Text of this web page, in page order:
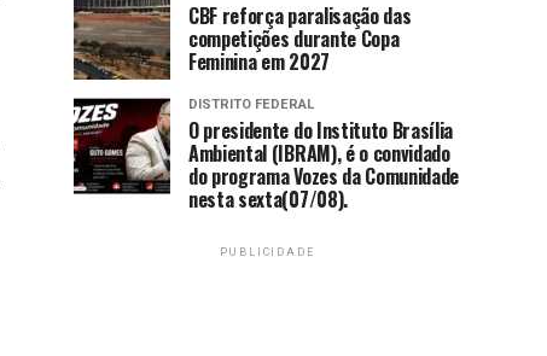
CBF reforça paralisação das
competições durante Copa
Feminina em 2027
DISTRITO FEDERAL
O presidente do Instituto Brasília
Ambiental (IBRAM), é o convidado
do programa Vozes da Comunidade
nesta sexta(07/08).
PUBLICIDADE